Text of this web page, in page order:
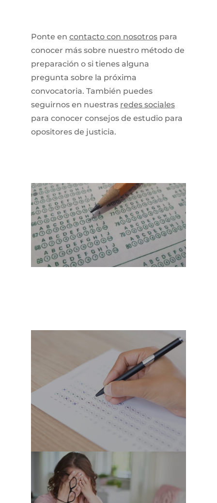
Ponte en contacto con nosotros para
conocer más sobre nuestro método de
preparación o si tienes alguna
pregunta sobre la próxima
convocatoria. También puedes
seguirnos en nuestras redes sociales
para conocer consejos de estudio para
opositores de justicia.